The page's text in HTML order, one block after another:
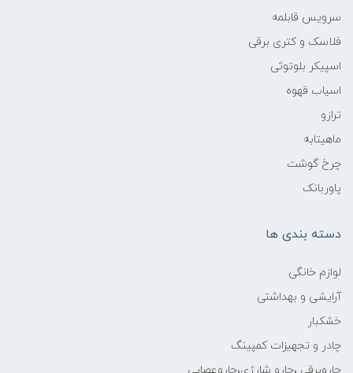
سرویس قابلمه
فلاسک و کتری برقی
اسپیکر بلوتوثی
اسیاب قهوه
ترازو
ماهیتابه
چرخ گوشت
پاوربانک
دسته بندی ها
لوازم خانگی
آرایشی و بهداشتی
خشکبار
چادر و تجهیزات کمپینگ